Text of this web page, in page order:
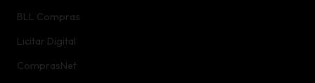
BLL Compras
Licitar Digital
ComprasNet